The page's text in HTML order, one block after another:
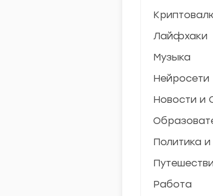
Лайфхаки
Музыка
Нейросети
Новости и
Политика
Работа